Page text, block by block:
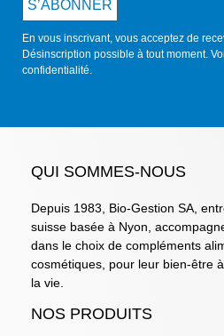
S’ABONNER
En vous inscrivant, vous acceptez de
Désinscription possible à tout moment.
confidentialité.
QUI SOMMES-NOUS
Depuis 1983, Bio-Gestion SA,
suisse basée à Nyon,
dans le choix de compléments
cosmétiques, pour leur bien-être
la vie.
NOS PRODUITS